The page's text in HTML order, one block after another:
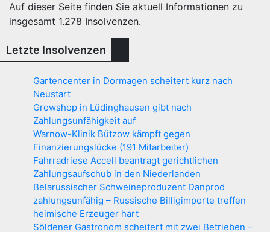
Auf dieser Seite finden Sie aktuell Informationen zu
insgesamt 1.278 Insolvenzen.
Letzte Insolvenzen
Gartencenter in Dormagen scheitert kurz nach
Neustart
Growshop in Lüdinghausen gibt nach
Zahlungsunfähigkeit auf
Warnow-Klinik Bützow kämpft gegen
Finanzierungslücke (191 Mitarbeiter)
Fahrradriese Accell beantragt gerichtlichen
Zahlungsaufschub in den Niederlanden
Belarussischer Schweineproduzent Danprod
zahlungsunfähig – Russische Billigimporte treffen
heimische Erzeuger hart
Söldener Gastronom scheitert mit zwei Betrieben –